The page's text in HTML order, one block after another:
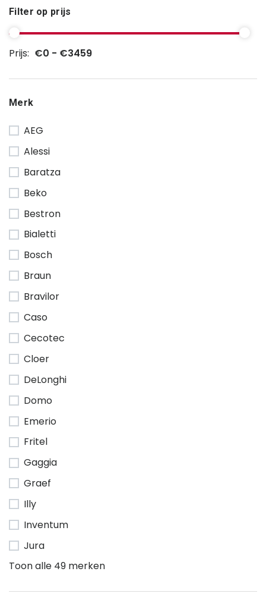
Filter op prijs
Prijs: €0 - €3459
Merk
AEG
Alessi
Baratza
Beko
Bestron
Bialetti
Bosch
Braun
Bravilor
Caso
Cecotec
Cloer
DeLonghi
Domo
Emerio
Fritel
Gaggia
Graef
Illy
Inventum
Jura
Toon alle 49 merken